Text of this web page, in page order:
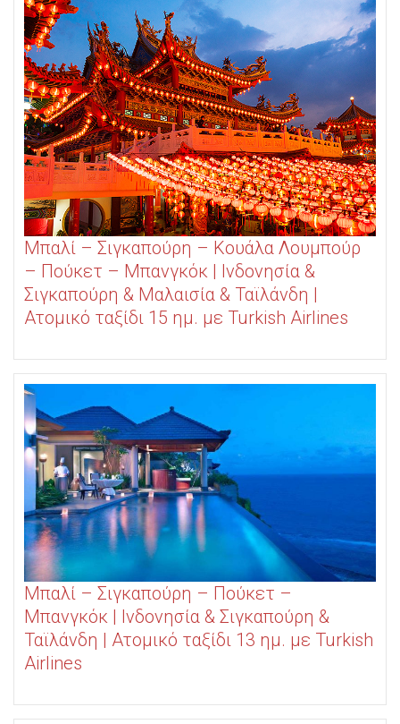
Μπαλί – Σιγκαπούρη – Κουάλα Λουμπούρ
– Πούκετ – Μπανγκόκ | Ινδονησία &
Σιγκαπούρη & Μαλαισία & Ταϊλάνδη |
Ατομικό ταξίδι 15 ημ. με Turkish Airlines
Μπαλί – Σιγκαπούρη – Πούκετ –
Μπανγκόκ | Ινδονησία & Σιγκαπούρη &
Ταϊλάνδη | Ατομικό ταξίδι 13 ημ. με Turkish
Airlines